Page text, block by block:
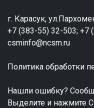
г. Карасук,
+7 (383-55) 32-503; +7
csminfo@ncsm.ru
Политика обработки
Нашли ошибку?
Выделите и нажмите